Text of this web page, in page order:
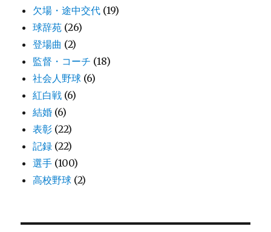
欠場・途中交代 (19)
球辞苑 (26)
登場曲 (2)
監督・コーチ (18)
社会人野球 (6)
紅白戦 (6)
結婚 (6)
表彰 (22)
記録 (22)
選手 (100)
高校野球 (2)